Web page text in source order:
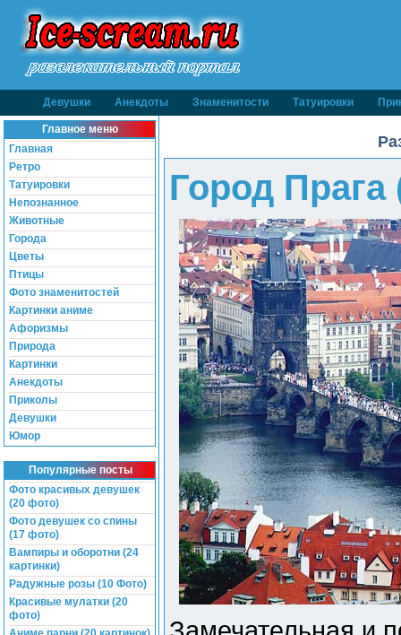
Девушки Анекдоты Знаменитости Татуировки
Главное меню
Главная
Ретро
Татуировки
Непознанное
Животные
Города
Цветы
Птицы
Фото знаменитостей
Картинки аниме
Афоризмы
Природа
Картинки
Анекдоты
Приколы
Девушки
Юмор
Популярные посты
Фото красивых девушек
(20 фото)
Фото девушек со спины
(17 фото)
Вампиры и оборотни (24
картинки)
Радужные розы (10 Фото)
Красивые мулатки (20
фото)
Город Прага